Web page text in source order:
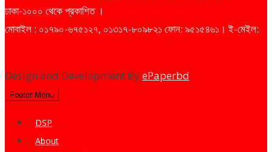
ঢাকা-১০০০ থেকে প্রকাশিত ।
মোবাইল : ০১৭৯০-৬৭৫১২৭, ০১৩১৭-৮০৯৮২১ ফোন: ৯৫১৫৪৬১। ই-মেইল:
Design and Development ByePaperbd
Footer Menu
DSP
About